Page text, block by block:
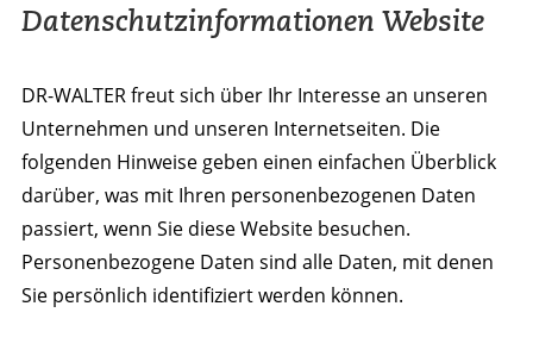
Datenschutzinformationen Website
DR-WALTER freut sich über Ihr Interesse an unseren
Unternehmen und unseren Internetseiten. Die
folgenden Hinweise geben einen einfachen Überblick
darüber, was mit Ihren personenbezogenen Daten
passiert, wenn Sie diese Website besuchen.
Personenbezogene Daten sind alle Daten, mit denen
Sie persönlich identifiziert werden können.